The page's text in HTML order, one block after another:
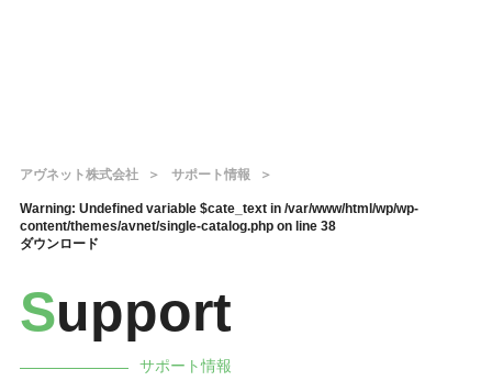
アヴネット株式会社 サポート情報
Warning: Undefined variable $cate_text in /var/www/html/wp/wp-
content/themes/avnet/single-catalog.phpon line 38
ダウンロード
Support
サポート情報